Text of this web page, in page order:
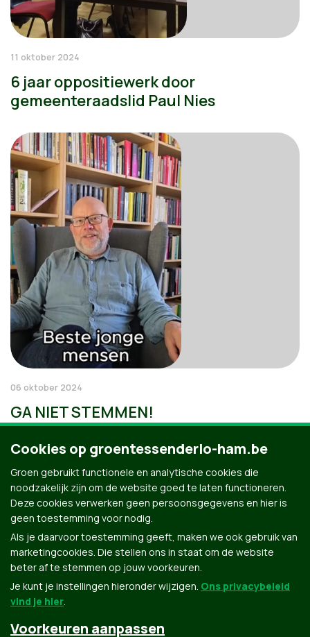
11 oktober 2024
6 jaar oppositiewerk door
gemeenteraadslid Paul Nies
06 oktober 2024
GA NIET STEMMEN!
Cookies op groentessenderlo-ham.be
Groen gebruikt functionele en analytische cookies die
noodzakelijk zijn om de website goed te laten functioneren.
Deze cookies verwerken geen persoonsgegevens en hier is
geen toestemming voor nodig.
Als je daarvoor toestemming geeft, maken we ook gebruik van
marketingcookies. Die stellen ons in staat om de website
beter af te stemmen op jouw voorkeuren.
Je kunt je instellingen hieronder wijzigen. Ons privacybeleid
vind je hier.
Voorkeuren aanpassen